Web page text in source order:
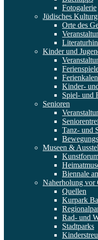
Fotogalerie
Jüdisches
Orte des
Kinder und
Kinder-
Spiel- und
Senioren
Tanz- und
Museen &
Biennale
Naherholung vor
Quellen
Kurpark
Rad- und
Stadtparks